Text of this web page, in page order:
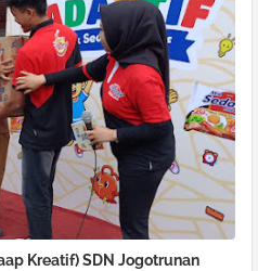
Kreatif) SDN Jogotrunan